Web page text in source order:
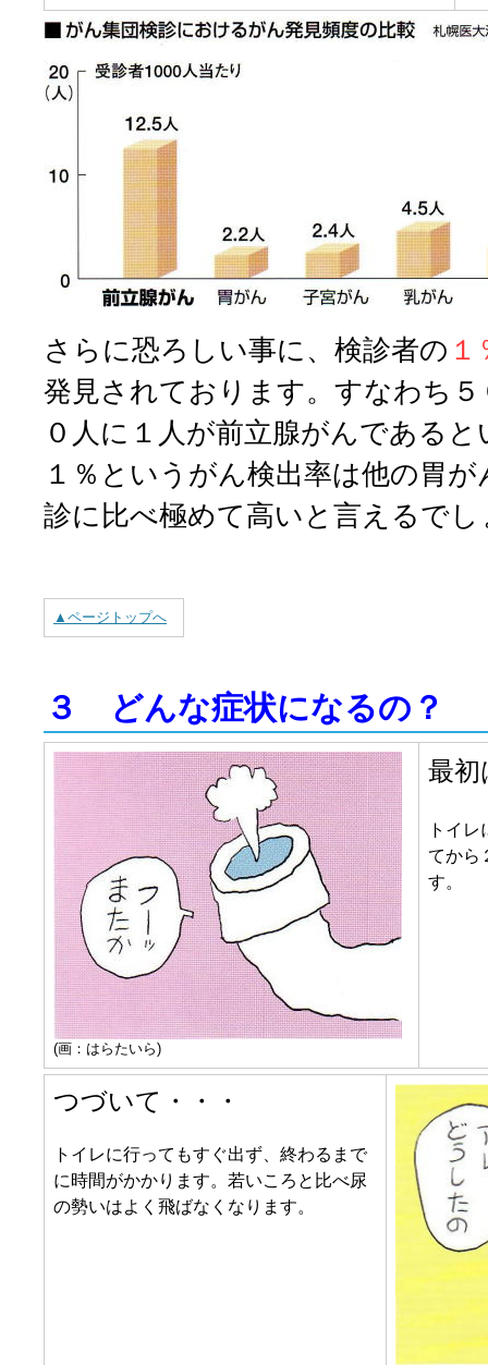
さらに恐ろしい事に、検診者の
発見されております。すなわち
０人に１人が前立腺がんである
１％というがん検出率は他の胃
診に比べ極めて高いと言えるでし
▲ページトップへ
３ どんな症状になるの？
(画：はらたいら)
最初
トイ
てから
す。
つづいて・・・
トイレに行ってもすぐ出ず、終わるまで
に時間がかかります。若いころと比べ尿
の勢いはよく飛ばなくなります。